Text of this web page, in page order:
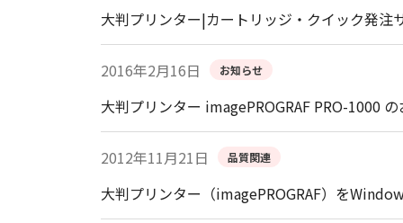
大判プリンター|カートリッジ・クイック発注
2016年2月16日 お知らせ
大判プリンター imagePROGRAF PRO-1000
2012年11月21日 品質関連
大判プリンター（imagePROGRAF）を